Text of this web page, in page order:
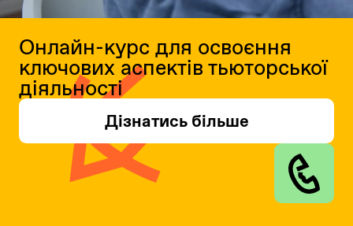
Онлайн-курс для освоєння
ключових аспектів тьюторської
діяльності
Дізнатись більше